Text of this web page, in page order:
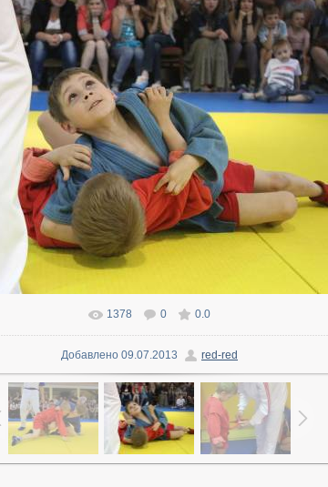
В реальном размере 1600x1066
1378 0 0.0
Добавлено 09.07.2013 red-red